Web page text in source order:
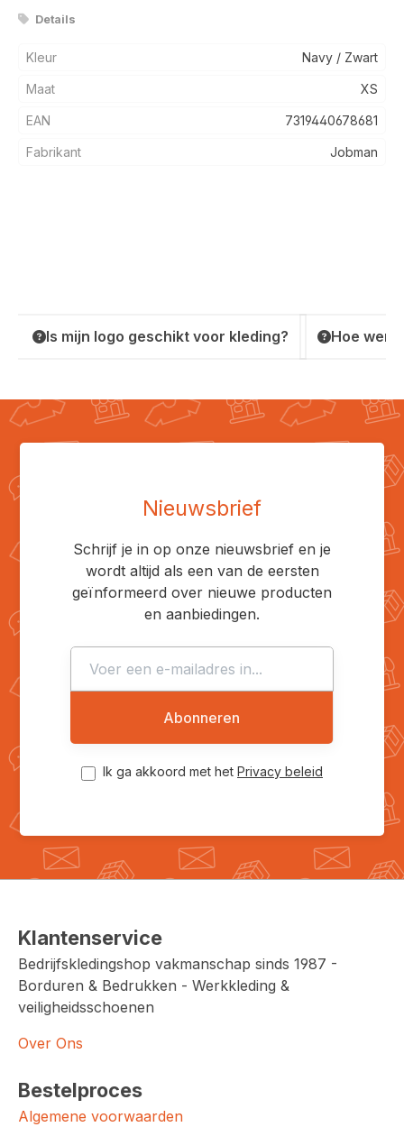
Details
Kleur Navy / Zwart
Maat XS
EAN 7319440678681
Fabrikant Jobman
Is mijn logo geschikt voor kleding? Hoe
Nieuwsbrief
Schrijf je in op onze nieuwsbrief en je
wordt altijd als een van de eersten
geïnformeerd over nieuwe producten
en aanbiedingen.
Abonneren
Ik ga akkoord met het Privacy beleid
Klantenservice
Bedrijfskledingshop vakmanschap sinds 1987 -
Borduren & Bedrukken - Werkkleding &
veiligheidsschoenen
Over Ons
Bestelproces
Algemene voorwaarden